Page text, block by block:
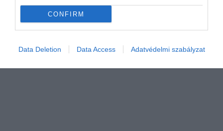
CONFIRM
Data Deletion Data Access Adatvédelmi szabályzat